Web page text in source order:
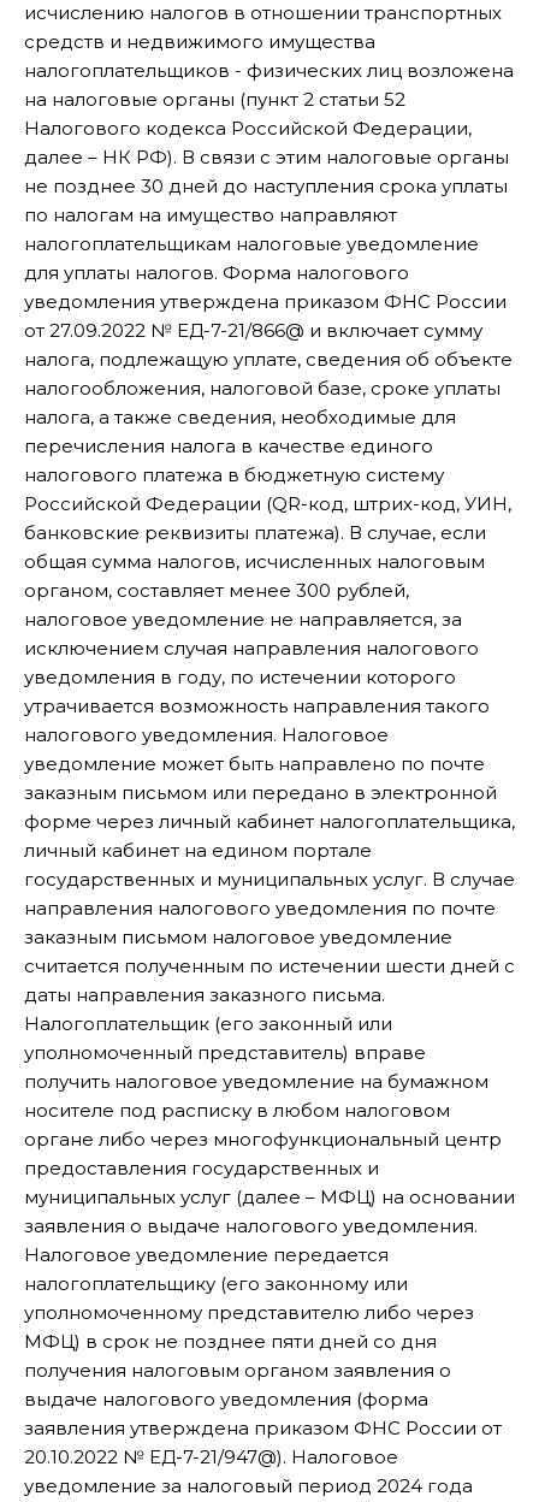
исчислению налогов в отношении транспортных
средств и недвижимого имущества
налогоплательщиков - физических лиц возложена
на налоговые органы (пункт 2 статьи 52
Налогового кодекса Российской Федерации,
далее – НК РФ). В связи с этим налоговые органы
не позднее 30 дней до наступления срока уплаты
по налогам на имущество направляют
налогоплательщикам налоговые уведомление
для уплаты налогов. Форма налогового
уведомления утверждена приказом ФНС России
от 27.09.2022 № ЕД-7-21/866@ и включает сумму
налога, подлежащую уплате, сведения об объекте
налогообложения, налоговой базе, сроке уплаты
налога, а также сведения, необходимые для
перечисления налога в качестве единого
налогового платежа в бюджетную систему
Российской Федерации (QR-код, штрих-код, УИН,
банковские реквизиты платежа). В случае, если
общая сумма налогов, исчисленных налоговым
органом, составляет менее 300 рублей,
налоговое уведомление не направляется, за
исключением случая направления налогового
уведомления в году, по истечении которого
утрачивается возможность направления такого
налогового уведомления. Налоговое
уведомление может быть направлено по почте
заказным письмом или передано в электронной
форме через личный кабинет налогоплательщика,
личный кабинет на едином портале
государственных и муниципальных услуг. В случае
направления налогового уведомления по почте
заказным письмом налоговое уведомление
считается полученным по истечении шести дней с
даты направления заказного письма.
Налогоплательщик (его законный или
уполномоченный представитель) вправе
получить налоговое уведомление на бумажном
носителе под расписку в любом налоговом
органе либо через многофункциональный центр
предоставления государственных и
муниципальных услуг (далее – МФЦ) на основании
заявления о выдаче налогового уведомления.
Налоговое уведомление передается
налогоплательщику (его законному или
уполномоченному представителю либо через
МФЦ) в срок не позднее пяти дней со дня
получения налоговым органом заявления о
выдаче налогового уведомления (форма
заявления утверждена приказом ФНС России от
20.10.2022 № ЕД-7-21/947@). Налоговое
уведомление за налоговый период 2024 года